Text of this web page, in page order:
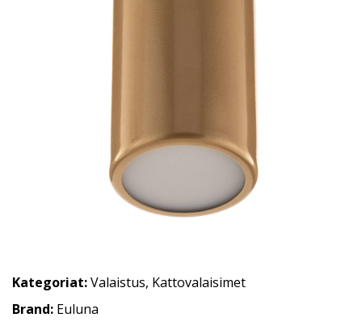
Kategoriat:Valaistus, Kattovalaisimet
Brand: Euluna